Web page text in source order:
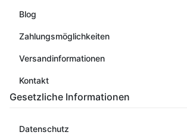
Blog
Zahlungsmöglichkeiten
Versandinformationen
Kontakt
Gesetzliche Informationen
Datenschutz